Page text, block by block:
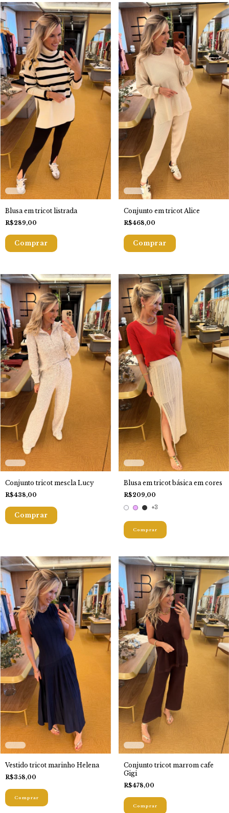
Blusa em tricot listrada
R$289,00
Conjunto em tricot Alice
R$468,00
Conjunto tricot mescla Lucy
R$438,00
Blusa em tricot básica em cores
R$209,00
+3
Comprar
Vestido tricot marinho Helena
R$358,00
Comprar
Conjunto tricot marrom cafe
Gigi
R$478,00
Comprar